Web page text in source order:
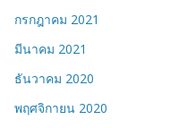
กรกฎาคม 2021
มีนาคม 2021
ธันวาคม 2020
พฤศจิกายน 2020